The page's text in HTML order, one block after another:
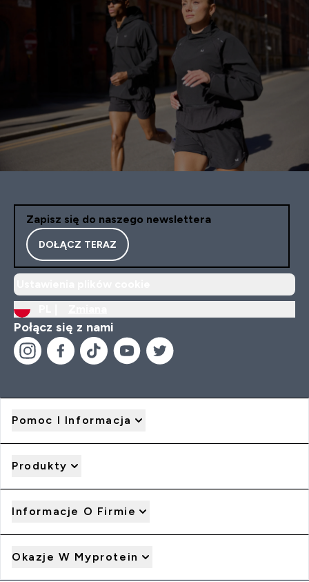
Zapisz się do naszego newslettera
DOŁĄCZ TERAZ
Połącz się z nami
Pomoc I Informacja
Produkty
Informacje O Firmie
Okazje W Myprotein